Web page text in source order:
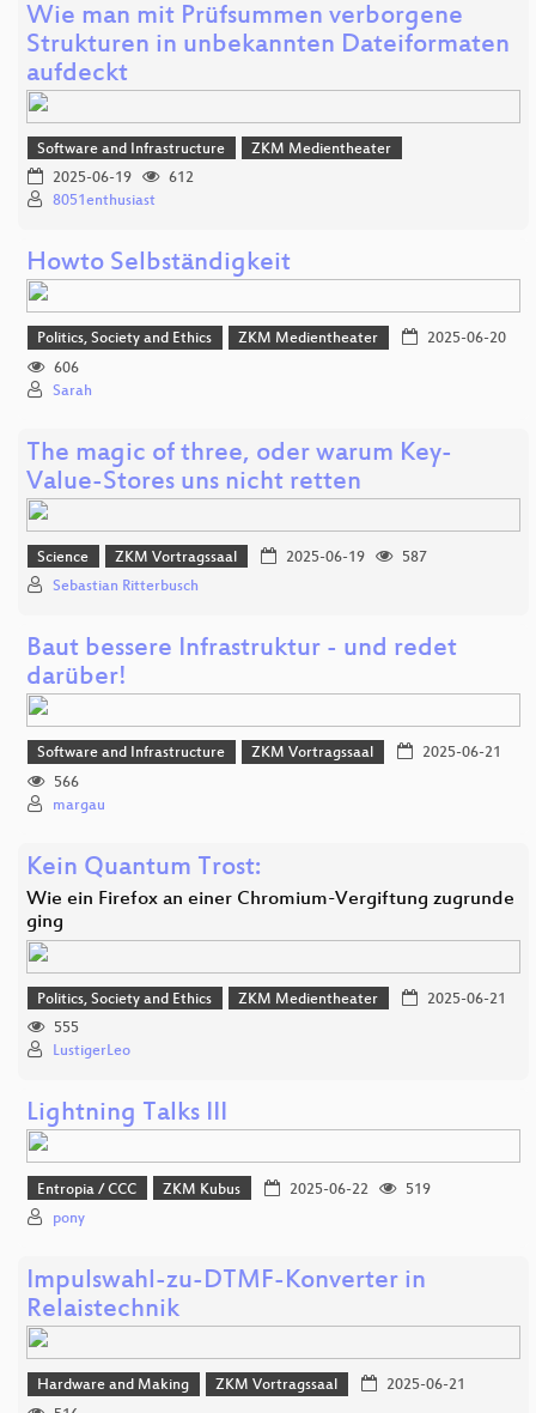
Wie man mit Prüfsummen verborgene
Strukturen in unbekannten Dateiformaten
aufdeckt
Software and Infrastructure
ZKM Medientheater
2025-06-19
612
8051enthusiast
Howto Selbständigkeit
Politics, Society and Ethics ZKM Medientheater
2025-06-20
606
Sarah
The magic of three, oder warum Key-
Value-Stores uns nicht retten
Science ZKM Vortragssaal 2025-06-19
587
Sebastian Ritterbusch
Baut bessere Infrastruktur - und redet
darüber!
Software and Infrastructure ZKM Vortragssaal
2025-06-21
566
margau
Kein Quantum Trost:
Wie ein Firefox an einer Chromium-Vergiftung zugrunde
ging
Politics, Society and Ethics ZKM Medientheater
2025-06-21
555
LustigerLeo
Lightning Talks III
Entropia / CCC ZKM Kubus 2025-06-22
519
pony
Impulswahl-zu-DTMF-Konverter in
Relaistechnik
Hardware and Making ZKM Vortragssaal
2025-06-21